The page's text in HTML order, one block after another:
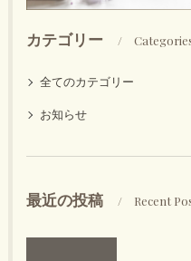
カテゴリー
全てのカテゴリー
お知らせ
最近の投稿 Recent